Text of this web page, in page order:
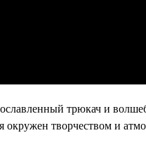
трюкач и
творчеством и